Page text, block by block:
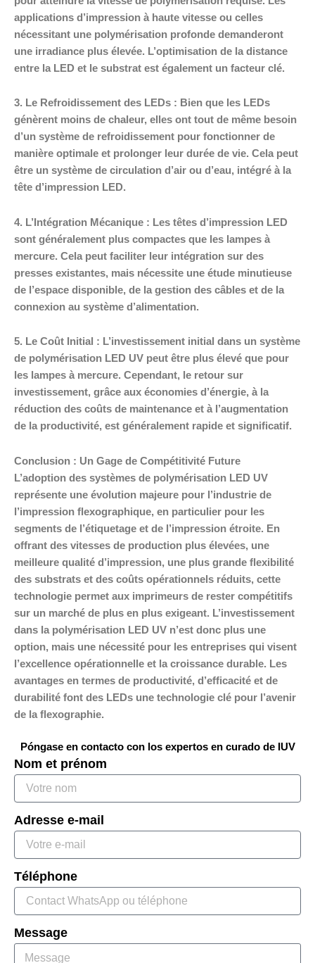
applications d’impression à haute vitesse ou celles
nécessitant une polymérisation profonde demanderont
une irradiance plus élevée. L’optimisation de la distance
entre la LED et le substrat est également un facteur clé.
3. Le Refroidissement des LEDs : Bien que les LEDs
génèrent moins de chaleur, elles ont tout de même besoin
d’un système de refroidissement pour fonctionner de
manière optimale et prolonger leur durée de vie. Cela peut
être un système de circulation d’air ou d’eau, intégré à la
tête d’impression LED.
4. L’Intégration Mécanique : Les têtes d’impression LED
sont généralement plus compactes que les lampes à
mercure. Cela peut faciliter leur intégration sur des
presses existantes, mais nécessite une étude minutieuse
de l’espace disponible, de la gestion des câbles et de la
connexion au système d’alimentation.
5. Le Coût Initial : L’investissement initial dans un système
de polymérisation LED UV peut être plus élevé que pour
les lampes à mercure. Cependant, le retour sur
investissement, grâce aux économies d’énergie, à la
réduction des coûts de maintenance et à l’augmentation
de la productivité, est généralement rapide et significatif.
Conclusion : Un Gage de Compétitivité Future
L’adoption des systèmes de polymérisation LED UV
représente une évolution majeure pour l’industrie de
l’impression flexographique, en particulier pour les
segments de l’étiquetage et de l’impression étroite. En
offrant des vitesses de production plus élevées, une
meilleure qualité d’impression, une plus grande flexibilité
des substrats et des coûts opérationnels réduits, cette
technologie permet aux imprimeurs de rester compétitifs
sur un marché de plus en plus exigeant. L’investissement
dans la polymérisation LED UV n’est donc plus une
option, mais une nécessité pour les entreprises qui visent
l’excellence opérationnelle et la croissance durable. Les
avantages en termes de productivité, d’efficacité et de
durabilité font des LEDs une technologie clé pour l’avenir
de la flexographie.
Póngase en contacto con los expertos en curado de IUV
Nom et prénom
Adresse e-mail
Téléphone
Message